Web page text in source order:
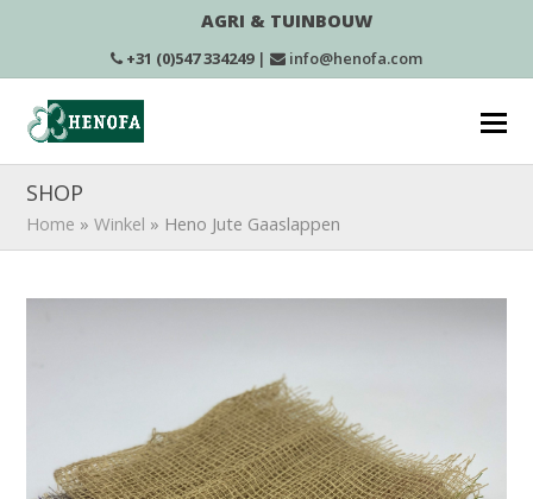
AGRI & TUINBOUW
+31 (0)547 334249| info@henofa.com
SHOP
Home »Winkel » Heno Jute Gaaslappen